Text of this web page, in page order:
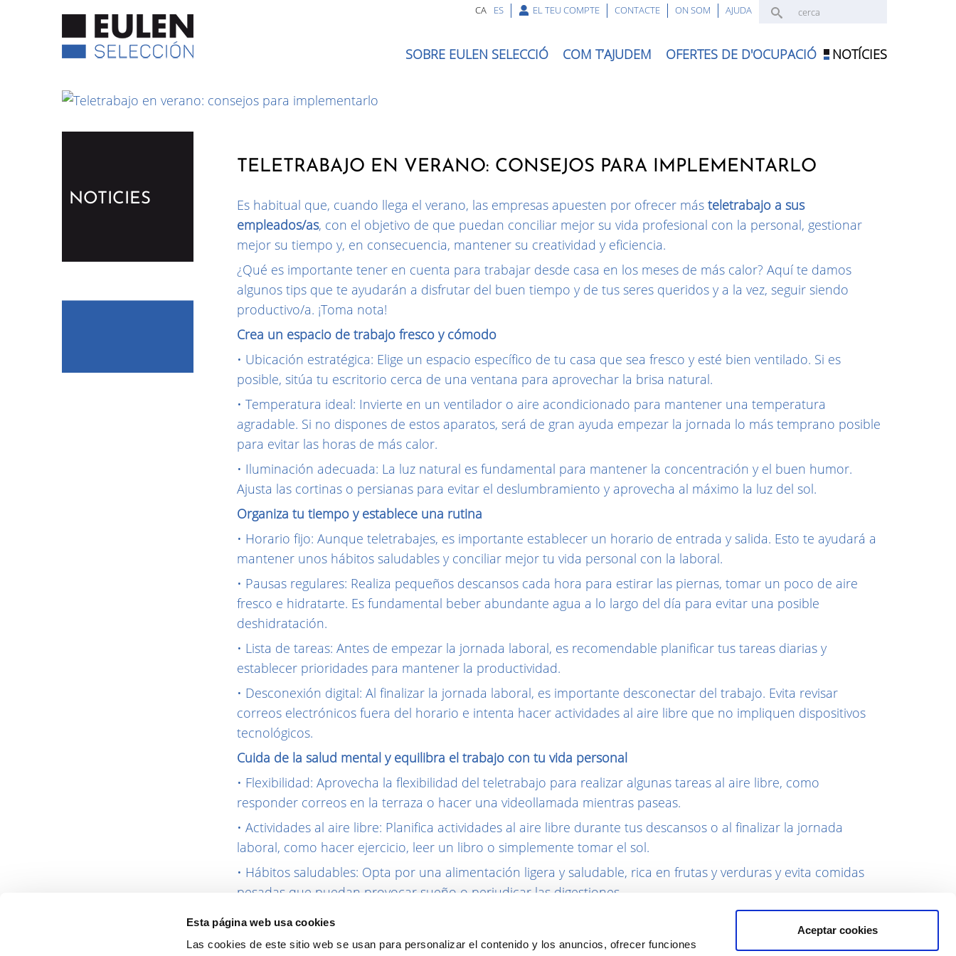
Esta página web usa cookies
Las cookies de este sitio web se usan para personalizar el contenido y los anuncios, ofrecer funciones
Aceptar cookies
FORMULARI DE
EL TEU COMPTE CONTACTE ON SOM AJUDA
ES
CA
SOBRE EULEN SELECCIÓ COM T’AJUDEM OFERTES DE D'OCUPACIÓ NOTÍCIES
NOTICIES
TELETRABAJO EN VERANO: CONSEJOS PARA IMPLEMENTARLO
Es habitual que, cuando llega el verano, las empresas apuesten por ofrecer más teletrabajo a sus
empleados/as, con el objetivo de que puedan conciliar mejor su vida profesional con la personal, gestionar
mejor su tiempo y, en consecuencia, mantener su creatividad y eficiencia.
¿Qué es importante tener en cuenta para trabajar desde casa en los meses de más calor? Aquí te damos
algunos tips que te ayudarán a disfrutar del buen tiempo y de tus seres queridos y a la vez, seguir siendo
productivo/a. ¡Toma nota!
Crea un espacio de trabajo fresco y cómodo
• Ubicación estratégica: Elige un espacio específico de tu casa que sea fresco y esté bien ventilado. Si es
posible, sitúa tu escritorio cerca de una ventana para aprovechar la brisa natural.
• Temperatura ideal: Invierte en un ventilador o aire acondicionado para mantener una temperatura
agradable. Si no dispones de estos aparatos, será de gran ayuda empezar la jornada lo más temprano posible
para evitar las horas de más calor.
• Iluminación adecuada: La luz natural es fundamental para mantener la concentración y el buen humor.
Ajusta las cortinas o persianas para evitar el deslumbramiento y aprovecha al máximo la luz del sol.
Organiza tu tiempo y establece una rutina
• Horario fijo: Aunque teletrabajes, es importante establecer un horario de entrada y salida. Esto te ayudará a
mantener unos hábitos saludables y conciliar mejor tu vida personal con la laboral.
• Pausas regulares: Realiza pequeños descansos cada hora para estirar las piernas, tomar un poco de aire
fresco e hidratarte. Es fundamental beber abundante agua a lo largo del día para evitar una posible
deshidratación.
• Lista de tareas: Antes de empezar la jornada laboral, es recomendable planificar tus tareas diarias y
establecer prioridades para mantener la productividad.
• Desconexión digital: Al finalizar la jornada laboral, es importante desconectar del trabajo. Evita revisar
correos electrónicos fuera del horario e intenta hacer actividades al aire libre que no impliquen dispositivos
tecnológicos.
Cuida de la salud mental y equilibra el trabajo con tu vida personal
• Flexibilidad: Aprovecha la flexibilidad del teletrabajo para realizar algunas tareas al aire libre, como
responder correos en la terraza o hacer una videollamada mientras paseas.
• Actividades al aire libre: Planifica actividades al aire libre durante tus descansos o al finalizar la jornada
laboral, como hacer ejercicio, leer un libro o simplemente tomar el sol.
• Hábitos saludables: Opta por una alimentación ligera y saludable, rica en frutas y verduras y evita comidas
pesadas que puedan provocar sueño o perjudicar las digestiones.
• Tiempo de calidad: Dedica tiempo a tus hobbies y a tus seres queridos. El verano es una época ideal para
fortalecer los vínculos sociales.